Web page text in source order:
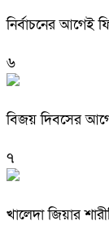
নির্বাচনের আগেই
৬
বিজয় দিবসের
৭
খালেদা জিয়ার